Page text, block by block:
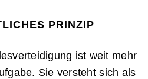
PRINZIP
ist weit mehr
Sie versteht sich als